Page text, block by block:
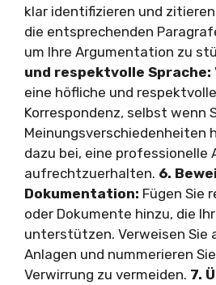
klar identifizieren und
die entsprechenden
um Ihre Argumentation zu
und respektvolle Sprache:
eine höfliche und
Korrespondenz, selbst wenn
Meinungsverschiedenheiten
dazu bei, eine professionelle
aufrechtzuerhalten. 6.
Dokumentation: Fügen Sie
oder Dokumente hinzu, die
unterstützen. Verweisen Sie
Anlagen und nummerieren
Verwirrung zu vermeiden. 7.